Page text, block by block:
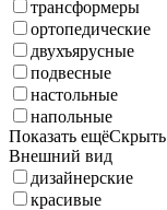
трансформеры
ортопедические
двухъярусные
подвесные
настольные
напольные
Показать ещёСкрыть
Внешний вид
дизайнерские
красивые